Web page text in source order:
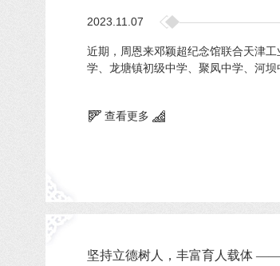
2023.11.07
近期，周恩来邓颖超纪念馆联合天津
学、龙塘镇初级中学、聚凤中学、河
查看更多
坚持立德树人，丰富育人载体